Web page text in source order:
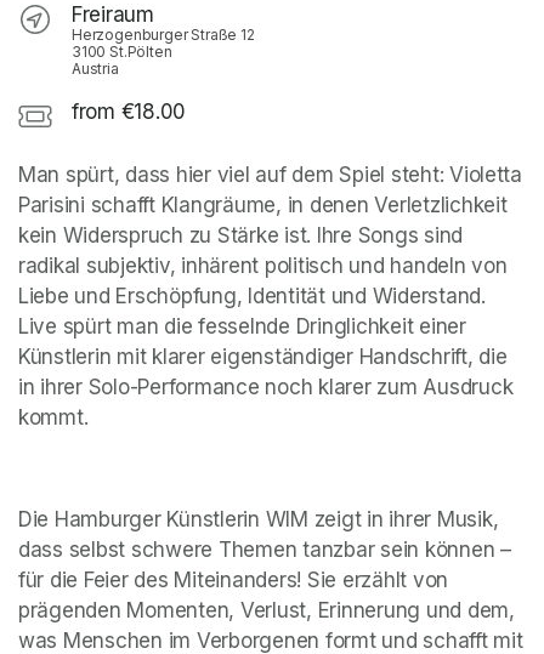
Freiraum
Herzogenburger Straße 12
3100 St.Pölten
Austria
from €18.00
Man spürt, dass hier viel auf dem Spiel steht: Violetta
Parisini schafft Klangräume, in denen Verletzlichkeit
kein Widerspruch zu Stärke ist. Ihre Songs sind
radikal subjektiv, inhärent politisch und handeln von
Liebe und Erschöpfung, Identität und Widerstand.
Live spürt man die fesselnde Dringlichkeit einer
Künstlerin mit klarer eigenständiger Handschrift, die
in ihrer Solo-Performance noch klarer zum Ausdruck
kommt.
Die Hamburger Künstlerin WIM zeigt in ihrer Musik,
dass selbst schwere Themen tanzbar sein können –
für die Feier des Miteinanders! Sie erzählt von
prägenden Momenten, Verlust, Erinnerung und dem,
was Menschen im Verborgenen formt und schafft mit